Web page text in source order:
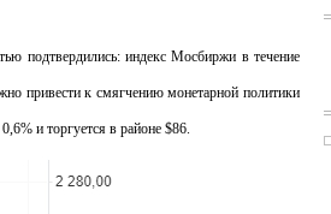
подтвердились: индекс Мосбиржи в течение
привести к смягчению монетарной политики
и торгуется в районе $86.